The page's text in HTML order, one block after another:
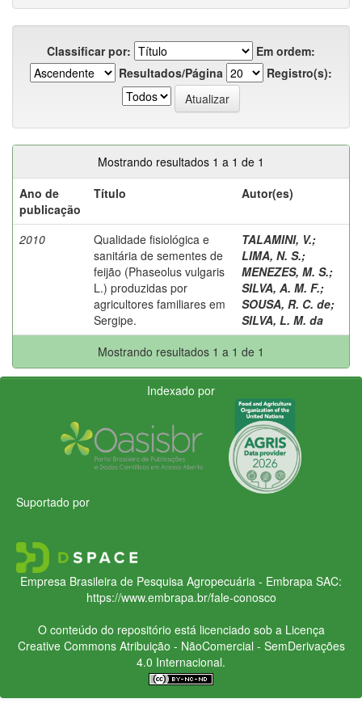
Classificar por:
Em ordem:
Resultados/Página
Registro(s):
Mostrando resultados 1 a 1 de 1
Ano de
publicação
Título Autor(es)
2010
Qualidade fisiológica e
sanitária de sementes de
feijão (Phaseolus vulgaris
L.) produzidas por
agricultores familiares em
Sergipe.
TALAMINI, V.;
LIMA, N. S.;
MENEZES, M. S.;
SILVA, A. M. F.;
SOUSA, R. C. de;
SILVA, L. M. da
Mostrando resultados 1 a 1 de 1
Indexado por
Suportado por
Empresa Brasileira de Pesquisa Agropecuária - Embrapa SAC:
https://www.embrapa.br/fale-conosco
O conteúdo do repositório está licenciado sob a Licença
Creative CommonsAtribuição - NãoComercial - SemDerivações
4.0 Internacional.